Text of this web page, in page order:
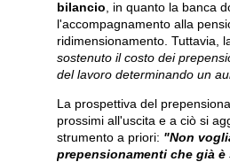
bilancio, in quanto la banca
l'accompagnamento alla
ridimensionamento. Tuttavia,
sostenuto il costo dei
del lavoro determinando un
La prospettiva del
prossimi all'uscita e a ciò si
strumento a priori: "Non
prepensionamenti che già